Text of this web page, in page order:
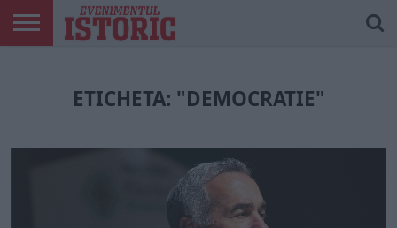
TIPĂRITEETICHETA: "DEMOCRATIE"